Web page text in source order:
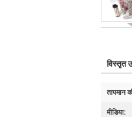
विस्तृत
तापमान
मीडिया: